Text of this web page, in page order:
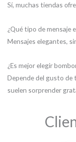
Sí, muchas tiendas
¿Qué tipo de mensaje
Mensajes elegantes,
¿Es mejor elegir
Depende del gusto de
suelen sorprender